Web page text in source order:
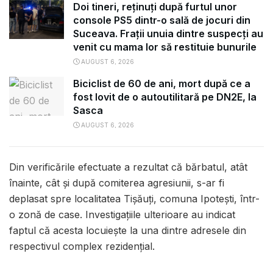
Doi tineri, reținuți după furtul unor
console PS5 dintr-o sală de jocuri din
Suceava. Frații unuia dintre suspecți au
venit cu mama lor să restituie bunurile
AUGUST 6, 2026
Biciclist de 60 de ani, mort după ce a
fost lovit de o autoutilitară pe DN2E, la
Sasca
AUGUST 6, 2026
Din verificările efectuate a rezultat că bărbatul, atât
înainte, cât și după comiterea agresiunii, s-ar fi
deplasat spre localitatea Tișăuți, comuna Ipotești, într-
o zonă de case. Investigațiile ulterioare au indicat
faptul că acesta locuiește la una dintre adresele din
respectivul complex rezidențial.